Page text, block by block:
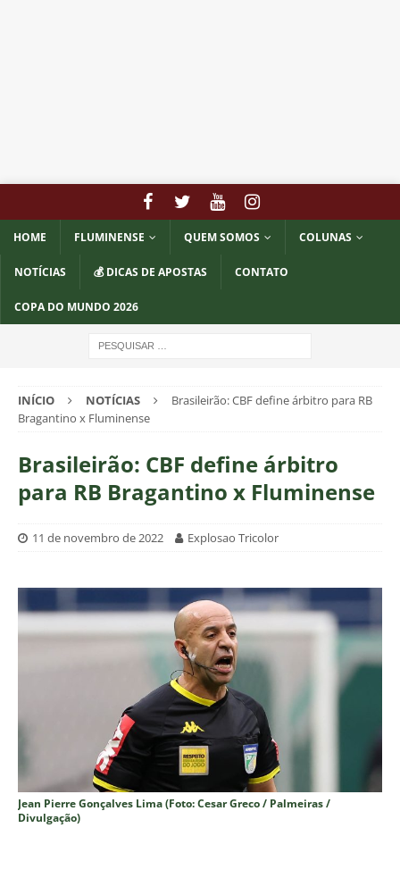
HOME FLUMINENSE QUEM SOMOS COLUNAS
NOTÍCIAS 💰 DICAS DE APOSTAS CONTATO
COPA DO MUNDO 2026
INÍCIO NOTÍCIAS
Brasileirão: CBF define árbitro para RB
Bragantino x Fluminense
Brasileirão: CBF define árbitro
para RB Bragantino x Fluminense
11 de novembro de 2022 Explosao Tricolor
Jean Pierre Gonçalves Lima (Foto: Cesar Greco / Palmeiras /
Divulgação)